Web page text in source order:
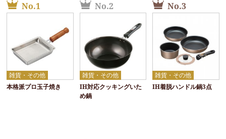
No.1
雑貨・その他
本格派プロ玉子焼き
No.2
雑貨・その他
IH対応クッキングいた
め鍋
No.3
雑貨・その他
IH着脱ハンドル鍋3点